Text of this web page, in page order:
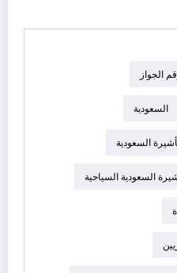
الجواز
السعودية
السعودية
السعودية السياحية